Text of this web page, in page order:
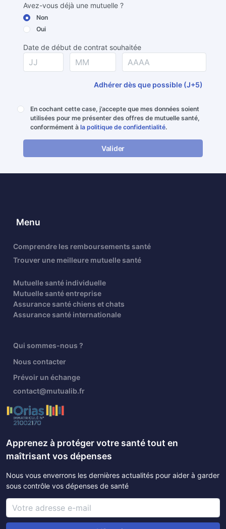
Avez-vous déjà une mutuelle ?
Non
Oui
Date de début de contrat souhaitée
Adhérer dès que possible (J+5)
En cochant cette case, j’accepte que mes données soient
utilisées pour me présenter des offres de mutuelle santé,
conformément à la politique de confidentialité.
Valider
Menu
Comprendre les remboursements santé
Trouver une meilleure mutuelle santé
Mutuelle santé individuelle
Mutuelle santé entreprise
Assurance santé chiens et chats
Assurance santé internationale
Qui sommes-nous ?
Nous contacter
Prévoir un échange
contact@mutualib.fr
Apprenez à protéger votre santé tout en
maîtrisant vos dépenses
Nous vous enverrons les dernières actualités pour aider à garder
sous contrôle vos dépenses de santé